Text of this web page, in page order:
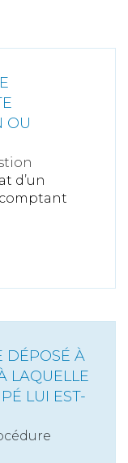
OU
d’un
DÉPOSÉ À
LAQUELLE
LUI EST-